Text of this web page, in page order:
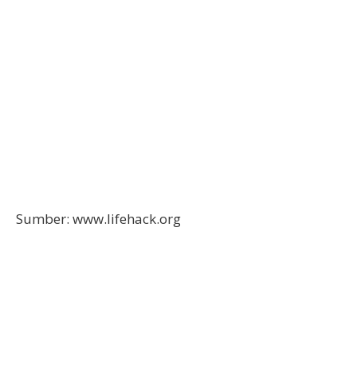
Sumber: www.lifehack.org